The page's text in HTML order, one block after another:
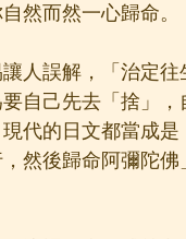
然而然一心歸命。
人誤解，「治定
自己先去「捨」
代的日文都當成
，然後歸命阿彌陀